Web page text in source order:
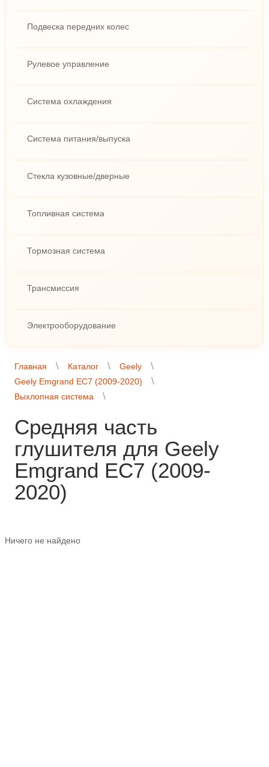
Подвеска передних колес
Рулевое управление
Система охлаждения
Система питания/выпуска
Стекла кузовные/дверные
Топливная система
Тормозная система
Трансмиссия
Электрооборудование
Главная Каталог
Geely
Geely Emgrand EC7 (2009-2020)
Выхлопная система
Средняя часть
глушителя для Geely
Emgrand EC7 (2009-
2020)
Ничего не найдено